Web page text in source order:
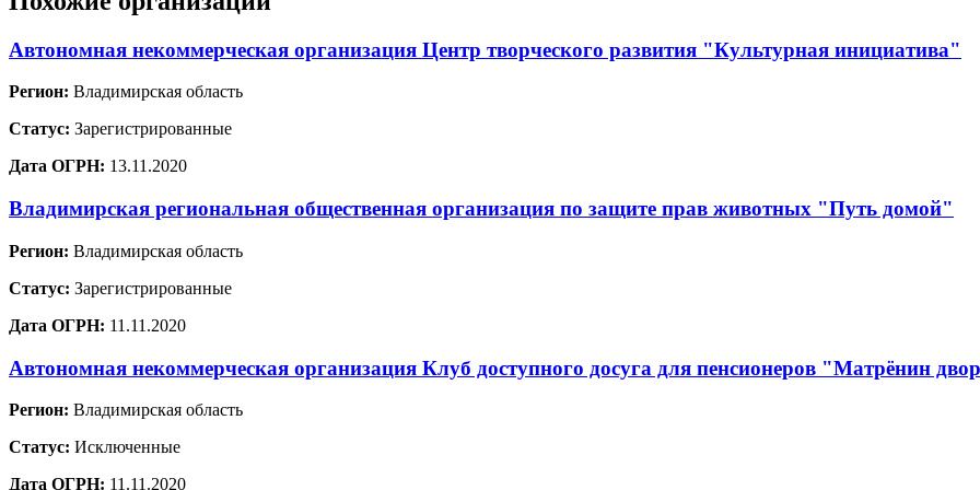
Автономная некоммерческая организация Центр творческого развития "Культурная инициатива"
Регион: Владимирская область
Статус: Зарегистрированные
Дата ОГРН: 13.11.2020
Владимирская региональная общественная организация по защите прав животных "Путь домой"
Регион: Владимирская область
Статус: Зарегистрированные
Дата ОГРН: 11.11.2020
Автономная некоммерческая организация Клуб доступного досуга для пенсионеров "Матрёнин
Регион: Владимирская область
Статус: Исключенные
Дата ОГРН: 11.11.2020